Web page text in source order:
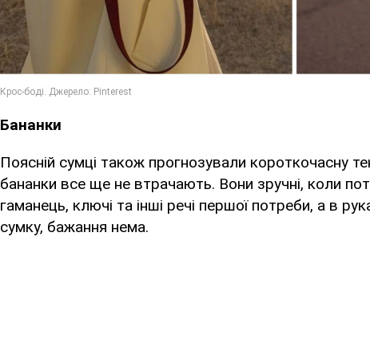
Бананки
Поясній сумці також прогнозували короткочасну
бананки все ще не втрачають. Вони зручні, коли
гаманець, ключі та інші речі першої потреби, а в
сумку, бажання нема.